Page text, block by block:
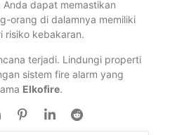
dapat memastikan
orang di dalamnya memiliki
risiko kebakaran.
terjadi. Lindungi properti
sistem fire alarm yang
Elkofire.